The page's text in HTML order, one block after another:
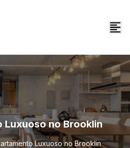
no Brooklin
Luxuoso no Brooklin